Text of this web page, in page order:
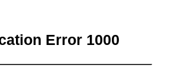
Error 1000